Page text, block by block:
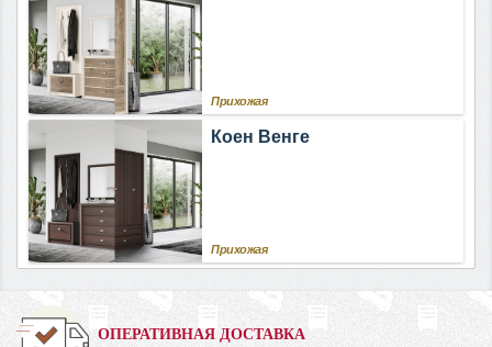
Прихожая
Коен Венге
Прихожая
ОПЕРАТИВНАЯ ДОСТАВКА